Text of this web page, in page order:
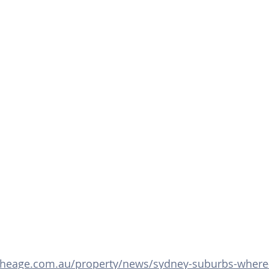
property/news/sydney-suburbs-